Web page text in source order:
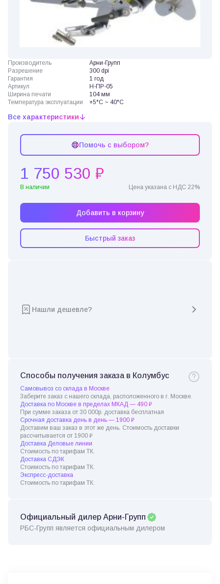
Производитель
Арни-Групп
Разрешение
300 dpi
Гарантия
1 год
Артикул
Н-ПР-05
Ширина печати
104 мм
Температура эксплуатации
+5°C ~ 40°C
Все характеристики
Помочь с выбором?
1 750 530 ₽
В наличии Цена указана с НДС 22%
Добавить в корзину
Быстрый заказ
Нашли дешевле?
Способы получения заказа в Колумбус
Самовывоз со склада в Москве
Заберите заказ с нашего склада, расположенного в г. Москве.
Доставка по Москве в пределах МКАД — 490 ₽
При сумме заказа от 30 000р. доставка бесплатная
Срочная доставка день в день — 1900 ₽
Доставим ваш заказ в этот же день. Стоимость доставки
рассчитывается от 1900 ₽
Доставка Деловые линии
Стоимость по тарифам ТК.
Доставка СДЭК
Стоимость по тарифам ТК.
Экспресс-доставка
Стоимость по тарифам ТК.
Официальный дилер Арни-Групп
РБС-Групп является официальным дилером